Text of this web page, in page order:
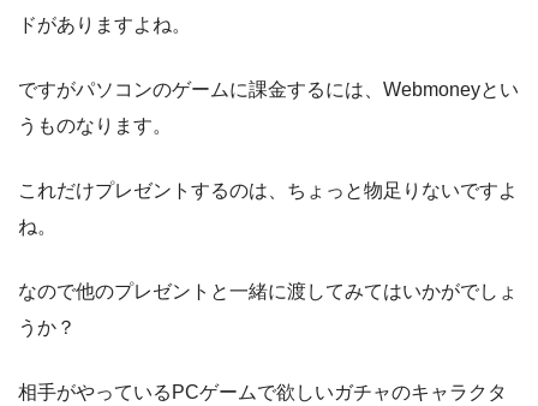
ドがありますよね。
ですがパソコンのゲームに課金するには、Webmoneyとい
うものなります。
これだけプレゼントするのは、ちょっと物足りないですよ
ね。
なので他のプレゼントと一緒に渡してみてはいかがでしょ
うか？
相手がやっているPCゲームで欲しいガチャのキャラクタ